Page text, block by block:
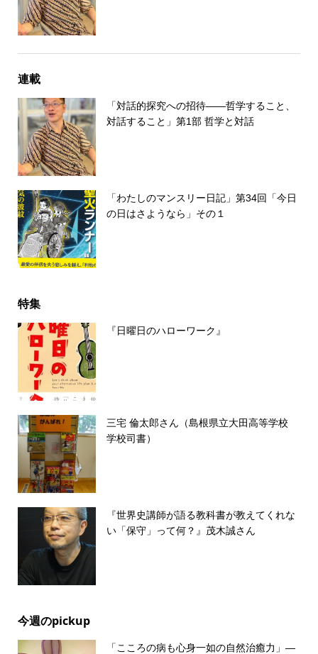
連載
「対話的探究への招待――哲学すること、
対話すること」第1部 哲学と対話
「わたしのマンスリー日記」第34回「今日
の日はさようなら」その１
特集
『日曜日のハローワーク』
三宅 倫太郎さん（島根県立大田高等学校
学校司書）
『世界史講師が語る教科書が教えてくれな
い「保守」って何？』茂木誠さん
今週のpickup
「こころの病も心身一如の自然治癒力」―